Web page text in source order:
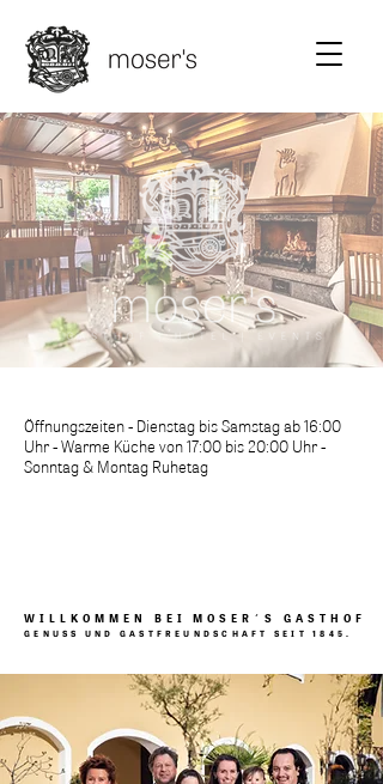
Öffnungszeiten - Dienstag bis Samstag ab 16:00
Uhr - Warme Küche von 17:00 bis 20:00 Uhr -
Sonntag & Montag Ruhetag
WILLKOMMEN BEI MOSER´S GASTHOF
WILLKOMMEN BEI MOSER´S GASTHOF
GENUSS UND GASTFREUNDSCHAFT SEIT 1845.
GENUSS UND GASTFREUNDSCHAFT SEIT 1845.